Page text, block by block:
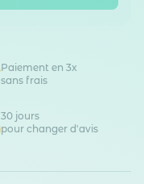
Paiement en 3x
sans frais
30 jours
pour changer d'avis